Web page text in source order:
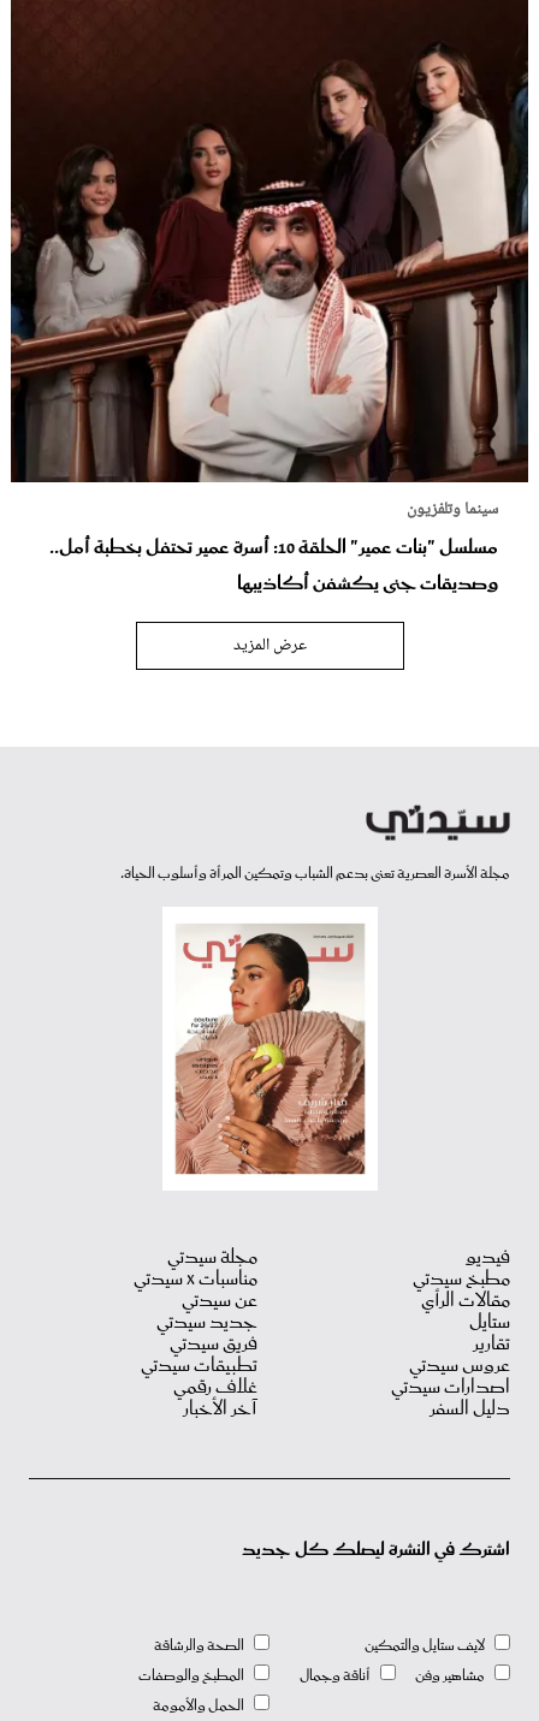
سينما وتلفزيون
مسلسل "بنات عمير" الحلقة 10: أسرة عمير تحتفل بخطبة أمل..
وصديقات جنى يكشفن أكاذيبها
عرض المزيد
مجلة الأسرة العصرية تعنى بدعم الشباب وتمكين المرأة وأسلوب الحياة.
فيديو
مطبخ سيدتي
مقالات الرأي
ستايل
تقارير
عروس سيدتي
اصدارات سيدتي
دليل السفر
مجلة سيدتي
مناسبات X سيدتي
عن سيدتي
جديد سيدتي
فريق سيدتي
تطبيقات سيدتي
غلاف رقمي
آخر الأخبار
اشترك في النشرة ليصلك كل جديد
لايف ستايل والتمكين
مشاهير وفن
أناقة وجمال
الصحة والرشاقة
المطبخ والوصفات
الحمل والأمومة